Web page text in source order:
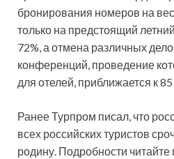
бронирования номеров на
только на предстоящий
72%, а отмена различных
конференций, проведение
для отелей, приближается к
Ранее Турпром писал, что
всех российских туристов
родину. Подробности